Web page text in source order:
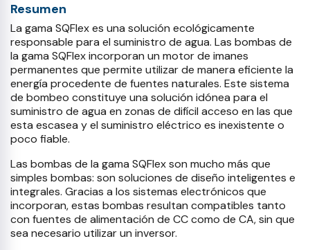
Resumen
La gama SQFlex es una solución ecológicamente
responsable para el suministro de agua. Las bombas de
la gama SQFlex incorporan un motor de imanes
permanentes que permite utilizar de manera eficiente la
energía procedente de fuentes naturales. Este sistema
de bombeo constituye una solución idónea para el
suministro de agua en zonas de difícil acceso en las que
esta escasea y el suministro eléctrico es inexistente o
poco fiable.
Las bombas de la gama SQFlex son mucho más que
simples bombas: son soluciones de diseño inteligentes e
integrales. Gracias a los sistemas electrónicos que
incorporan, estas bombas resultan compatibles tanto
con fuentes de alimentación de CC como de CA, sin que
sea necesario utilizar un inversor.